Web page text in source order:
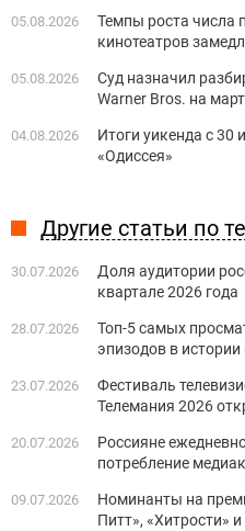
05.08.2026
Темпы роста числа
кинотеатров
05.08.2026
Суд назначил
Warner Bros. на
04.08.2026
Итоги уикенда с 30
«Одиссея»
Другие статьи по
30.07.2026
Доля аудитории
квартале 2026 года
28.07.2026
Топ-5 самых
эпизодов в
23.07.2026
Фестиваль
Телемания 2026
20.07.2026
Россияне
потребление
09.07.2026
Номинанты на
Питт», «Хитрости»